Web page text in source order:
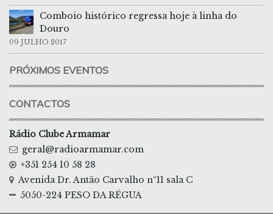
Comboio histórico regressa hoje à linha do
Douro
09 JULHO 2017
PRÓXIMOS EVENTOS
CONTACTOS
Rádio Clube Armamar
geral@radioarmamar.com
+351 254 10 58 28
Avenida Dr. Antão Carvalho nº11 sala C
5050-224 PESO DA RÉGUA